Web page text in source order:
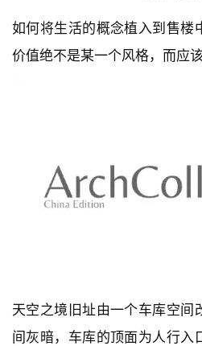
如何将生活的概念植入到售楼
价值绝不是某一个风格，而应
天空之境旧址由一个车库空间
间灰暗，车库的顶面为人行入